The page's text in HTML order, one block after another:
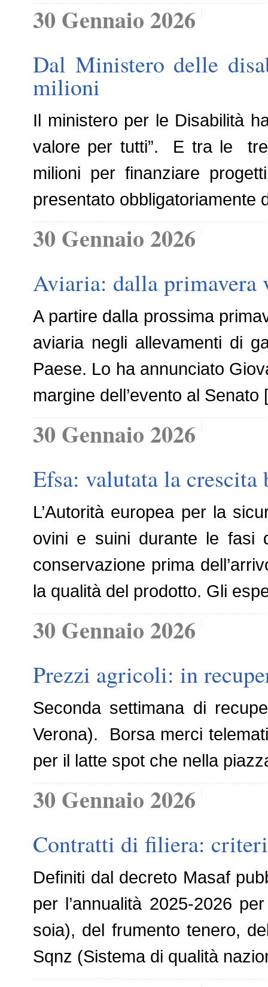
30 Gennaio 2026
Dal Ministero delle
milioni
Il ministero per le Disabilità
valore per tutti”. E tra le tre
milioni per finanziare
presentato obbligatoriamente
30 Gennaio 2026
Aviaria: dalla primavera
A partire dalla prossima
aviaria negli allevamenti di
Paese. Lo ha annunciato
margine dell’evento al
30 Gennaio 2026
Efsa: valutata la
L’Autorità europea per la
ovini e suini durante le fasi
conservazione prima
la qualità del prodotto. Gli
30 Gennaio 2026
Prezzi agricoli: in
Seconda settimana di
Verona). Borsa merci
per il latte spot che nella
30 Gennaio 2026
Contratti di filiera: criteri
Definiti dal decreto Masaf
per l’annualità 2025-2026
soia), del frumento tenero,
Sqnz (Sistema di qualità